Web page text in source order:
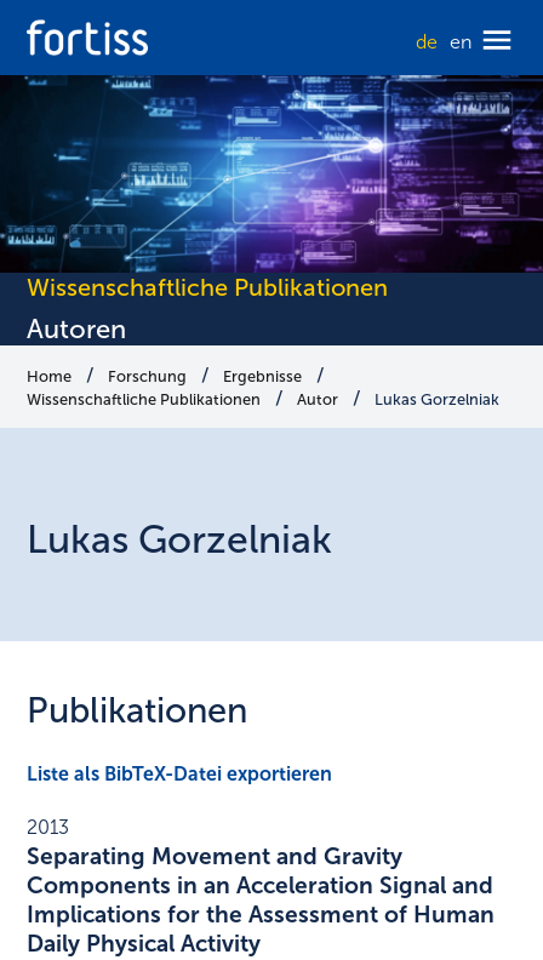
de en
Wissenschaftliche Publikationen
Autoren
Home Forschung
Ergebnisse
Wissenschaftliche Publikationen
Autor Lukas Gorzelniak
Lukas Gorzelniak
Publikationen
Liste als BibTeX-Datei exportieren
2013
Separating Movement and Gravity
Components in an Acceleration Signal and
Implications for the Assessment of Human
Daily Physical Activity